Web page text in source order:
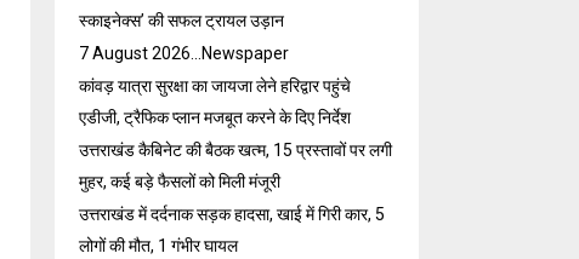
स्काइनेक्स’ की सफल ट्रायल उड़ान
7 August 2026…Newspaper
कांवड़ यात्रा सुरक्षा का जायजा लेने हरिद्वार पहुंचे
एडीजी, ट्रैफिक प्लान मजबूत करने के दिए निर्देश
उत्तराखंड कैबिनेट की बैठक खत्म, 15 प्रस्तावों पर लगी
मुहर, कई बड़े फैसलों को मिली मंजूरी
उत्तराखंड में दर्दनाक सड़क हादसा, खाई में गिरी कार, 5
लोगों की मौत, 1 गंभीर घायल